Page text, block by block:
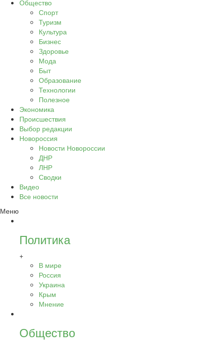
Общество
Спорт
Туризм
Культура
Бизнес
Здоровье
Мода
Быт
Образование
Технологии
Полезное
Экономика
Происшествия
Выбор редакции
Новороссия
Новости Новороссии
ДНР
ЛНР
Сводки
Видео
Все новости
Меню
Политика
+
В мире
Россия
Украина
Крым
Мнение
Общество